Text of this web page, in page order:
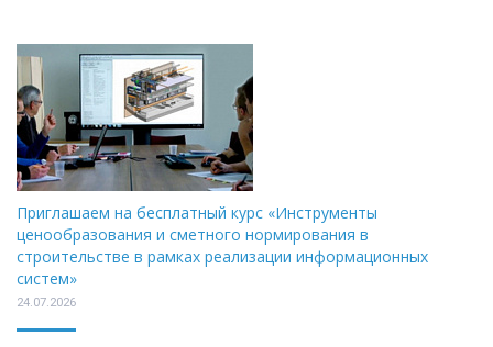
Приглашаем на бесплатный курс «Инструменты
ценообразования и сметного нормирования в
строительстве в рамках реализации информационных
систем»
24.07.2026